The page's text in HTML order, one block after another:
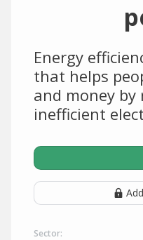
Energy
that helps
and money by
inefficient
Sector: